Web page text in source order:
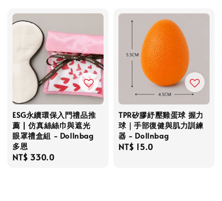
ESG永續環保入門禮品推
薦 | 仿真絲絲巾與遮光
眼罩禮盒組 - Dollnbag
多恩
Regular
NT$ 330.0
TPR矽膠紓壓雞蛋球 握力
球｜手部復健與肌力訓練
器 - Dollnbag
Regular
NT$ 15.0